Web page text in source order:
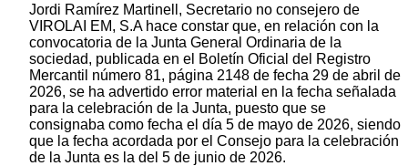
Jordi Ramírez Martinell, Secretario no consejero de
VIROLAI EM, S.A hace constar que, en relación con la
convocatoria de la Junta General Ordinaria de la
sociedad, publicada en el Boletín Oficial del Registro
Mercantil número 81, página 2148 de fecha 29 de abril de
2026, se ha advertido error material en la fecha señalada
para la celebración de la Junta, puesto que se
consignaba como fecha el día 5 de mayo de 2026, siendo
que la fecha acordada por el Consejo para la celebración
de la Junta es la del 5 de junio de 2026.